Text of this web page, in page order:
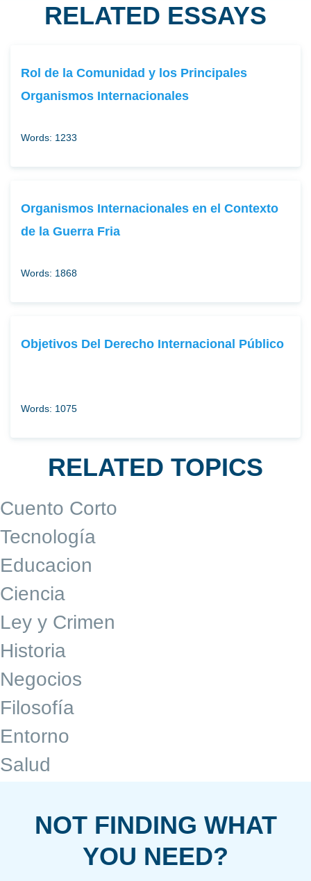
RELATED ESSAYS
Rol de la Comunidad y los Principales
Organismos Internacionales
Words: 1233
Organismos Internacionales en el Contexto
de la Guerra Fria
Words: 1868
Objetivos Del Derecho Internacional Público
Words: 1075
RELATED TOPICS
Cuento Corto
Tecnología
Educacion
Ciencia
Ley y Crimen
Historia
Negocios
Filosofía
Entorno
Salud
NOT FINDING WHAT
YOU NEED?